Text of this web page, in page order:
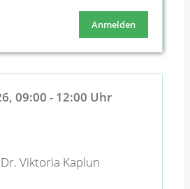
Anmelden
09:00 - 12:00 Uhr
Viktoria Kaplun